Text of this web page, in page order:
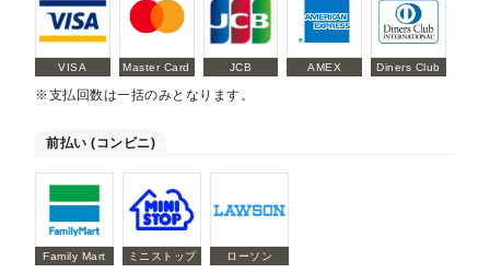
VISA Master Card JCB AMEX Diners Club
※支払回数は一括のみとなります。
前払い (コンビニ)
Family Mart ミニストップ ローソン